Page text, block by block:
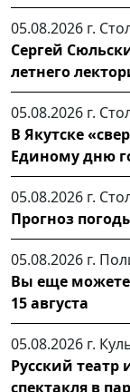
05.08.2026 г.
Сергей
летнего
05.08.2026 г.
В Якутске
Единому дню
05.08.2026 г.
Прогноз
05.08.2026 г.
Вы еще можете
15 августа
05.08.2026 г.
Русский
спектакля в